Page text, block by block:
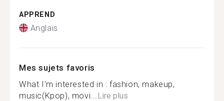
APPREND
Anglais
Mes sujets favoris
What I'm interested in : fashion, makeup,
music(Kpop), movi... Lire plus